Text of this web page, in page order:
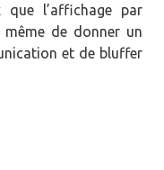
que l’affichage par
de donner un
et de bluffer